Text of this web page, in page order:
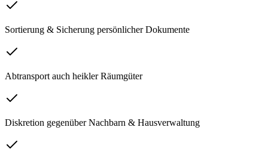
Sortierung & Sicherung persönlicher Dokumente
Abtransport auch heikler Räumgüter
Diskretion gegenüber Nachbarn & Hausverwaltung